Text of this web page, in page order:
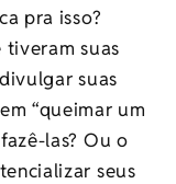
pra isso?
tiveram suas
suas
“queimar um
las? Ou o
seus